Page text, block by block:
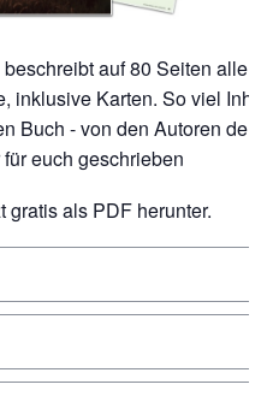
Karten. So viel Inhalt
Buch - von den Autoren der
euch geschrieben
gratis als PDF herunter.